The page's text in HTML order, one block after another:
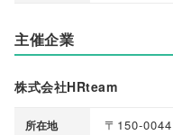
主催企業
株式会社HRteam
所在地
〒150-